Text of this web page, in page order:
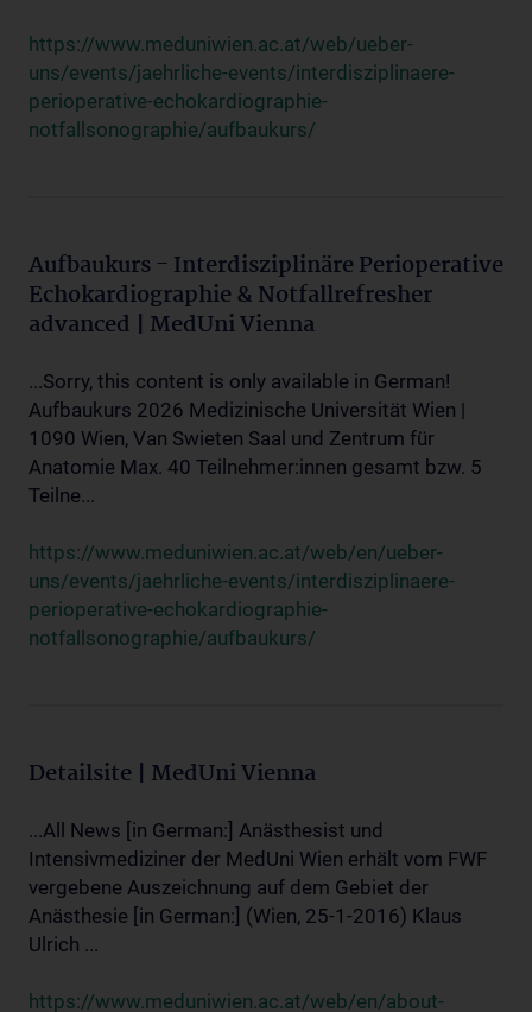
https://www.meduniwien.ac.at/web/ueber-
uns/events/jaehrliche-events/interdisziplinaere-
perioperative-echokardiographie-
notfallsonographie/aufbaukurs/
Aufbaukurs - Interdisziplinäre Perioperative
Echokardiographie & Notfallrefresher
advanced | MedUni Vienna
...Sorry, this content is only available in German!
Aufbaukurs 2026 Medizinische Universität Wien |
1090 Wien, Van Swieten Saal und Zentrum für
Anatomie Max. 40 Teilnehmer:innen gesamt bzw. 5
Teilne...
https://www.meduniwien.ac.at/web/en/ueber-
uns/events/jaehrliche-events/interdisziplinaere-
perioperative-echokardiographie-
notfallsonographie/aufbaukurs/
Detailsite | MedUni Vienna
...All News [in German:] Anästhesist und
Intensivmediziner der MedUni Wien erhält vom FWF
vergebene Auszeichnung auf dem Gebiet der
Anästhesie [in German:] (Wien, 25-1-2016) Klaus
Ulrich ...
https://www.meduniwien.ac.at/web/en/about-